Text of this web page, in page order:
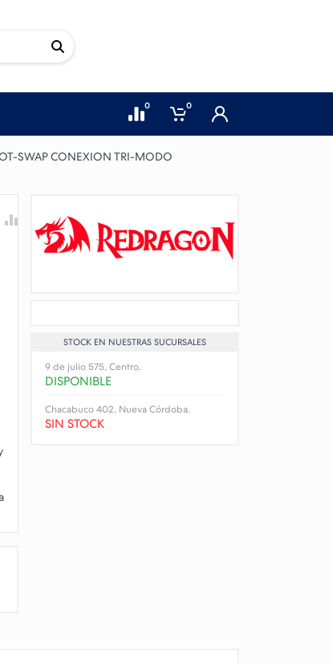
0 0
SWAP CONEXION TRI-MODO
STOCK EN NUESTRAS SUCURSALES
9 de julio 575, Centro.
DISPONIBLE
Chacabuco 402, Nueva Córdoba.
SIN STOCK